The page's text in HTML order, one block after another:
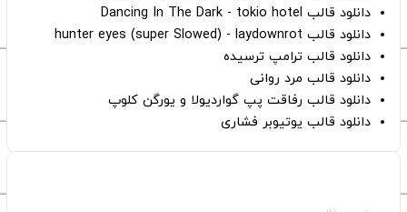
دانلود قالب Dancing In The Dark - tokio hotel
دانلود قالب hunter eyes (super Slowed) - laydownrot
دانلود قالب ترامپ ترسیده
دانلود قالب مرد روانی
دانلود قالب رفاقت پپ گواردیولا و یورگن کلوپ
دانلود قالب یوتیوبر فشاری